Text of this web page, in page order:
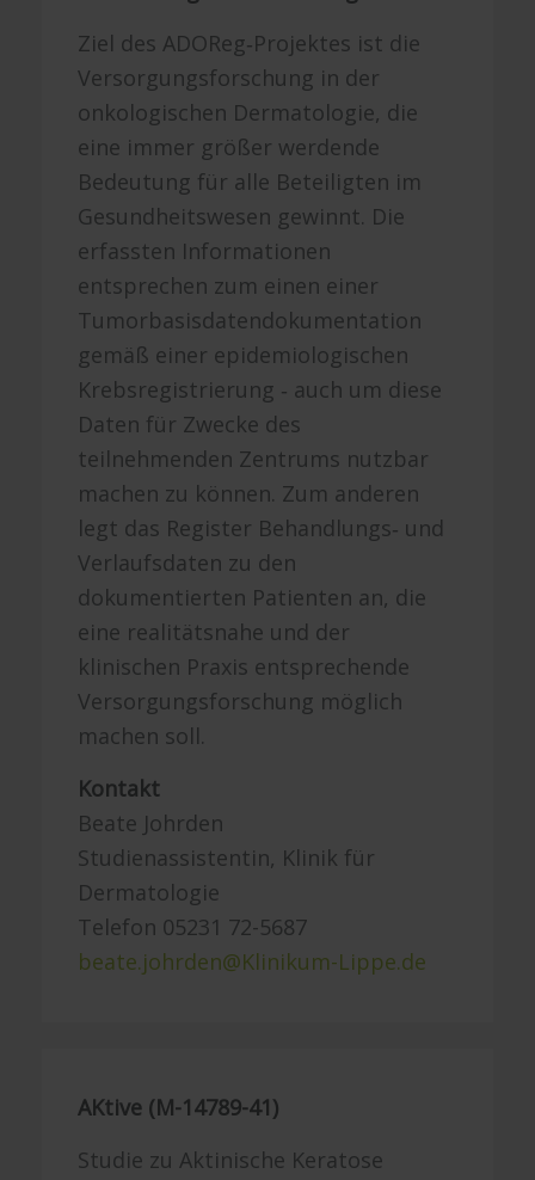
Ziel des ADOReg‐Projektes ist die
Versorgungsforschung in der
onkologischen Dermatologie, die
eine immer größer werdende
Bedeutung für alle Beteiligten im
Gesundheitswesen gewinnt. Die
erfassten Informationen
entsprechen zum einen einer
Tumorbasisdatendokumentation
gemäß einer epidemiologischen
Krebsregistrierung ‐ auch um diese
Daten für Zwecke des
teilnehmenden Zentrums nutzbar
machen zu können. Zum anderen
legt das Register Behandlungs‐ und
Verlaufsdaten zu den
dokumentierten Patienten an, die
eine realitätsnahe und der
klinischen Praxis entsprechende
Versorgungsforschung möglich
machen soll.
Kontakt
Beate Johrden
Studienassistentin, Klinik für
Dermatologie
Telefon 05231 72-5687
beate.johrden@Klinikum-Lippe.de
AKtive (M-14789-41)
Studie zu Aktinische Keratose